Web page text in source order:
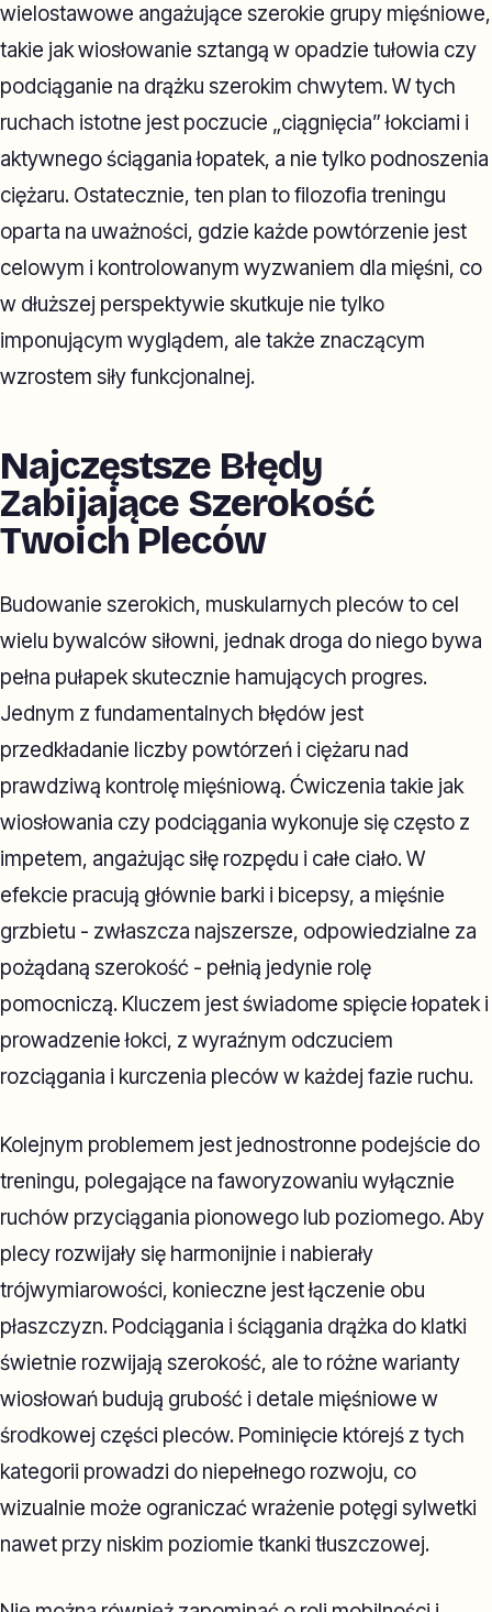
wielostawowe angażujące szerokie grupy mięśniowe,
takie jak wiosłowanie sztangą w opadzie tułowia czy
podciąganie na drążku szerokim chwytem. W tych
ruchach istotne jest poczucie „ciągnięcia” łokciami i
aktywnego ściągania łopatek, a nie tylko podnoszenia
ciężaru. Ostatecznie, ten plan to filozofia treningu
oparta na uważności, gdzie każde powtórzenie jest
celowym i kontrolowanym wyzwaniem dla mięśni, co
w dłuższej perspektywie skutkuje nie tylko
imponującym wyglądem, ale także znaczącym
wzrostem siły funkcjonalnej.
Najczęstsze Błędy
Zabijające Szerokość
Twoich Pleców
Budowanie szerokich, muskularnych pleców to cel
wielu bywalców siłowni, jednak droga do niego bywa
pełna pułapek skutecznie hamujących progres.
Jednym z fundamentalnych błędów jest
przedkładanie liczby powtórzeń i ciężaru nad
prawdziwą kontrolę mięśniową. Ćwiczenia takie jak
wiosłowania czy podciągania wykonuje się często z
impetem, angażując siłę rozpędu i całe ciało. W
efekcie pracują głównie barki i bicepsy, a mięśnie
grzbietu - zwłaszcza najszersze, odpowiedzialne za
pożądaną szerokość - pełnią jedynie rolę
pomocniczą. Kluczem jest świadome spięcie łopatek i
prowadzenie łokci, z wyraźnym odczuciem
rozciągania i kurczenia pleców w każdej fazie ruchu.
Kolejnym problemem jest jednostronne podejście do
treningu, polegające na faworyzowaniu wyłącznie
ruchów przyciągania pionowego lub poziomego. Aby
plecy rozwijały się harmonijnie i nabierały
trójwymiarowości, konieczne jest łączenie obu
płaszczyzn. Podciągania i ściągania drążka do klatki
świetnie rozwijają szerokość, ale to różne warianty
wiosłowań budują grubość i detale mięśniowe w
środkowej części pleców. Pominięcie którejś z tych
kategorii prowadzi do niepełnego rozwoju, co
wizualnie może ograniczać wrażenie potęgi sylwetki
nawet przy niskim poziomie tkanki tłuszczowej.